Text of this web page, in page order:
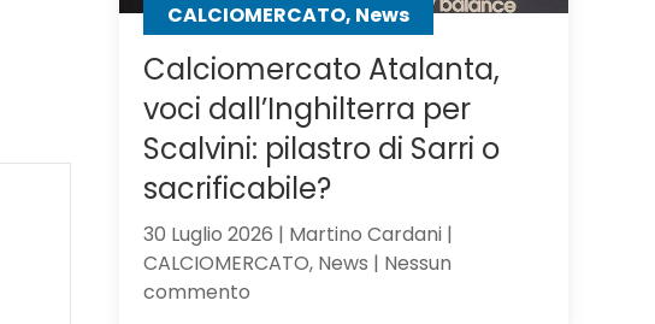
CALCIOMERCATO, News
Calciomercato Atalanta,
voci dall’Inghilterra per
Scalvini: pilastro di Sarri o
sacrificabile?
30 Luglio 2026 | Martino Cardani |
CALCIOMERCATO, News | Nessun
commentosu